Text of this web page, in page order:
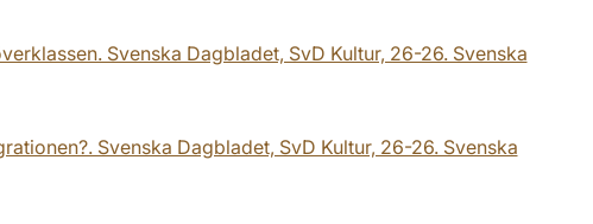
Svenska Dagbladet, SvD Kultur, 26-26. Svenska
Svenska Dagbladet, SvD Kultur, 26-26. Svenska